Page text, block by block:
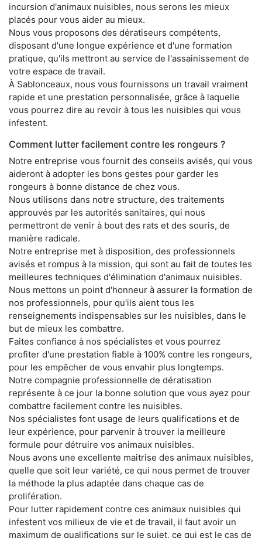
incursion d'animaux nuisibles, nous serons les mieux
placés pour vous aider au mieux.
Nous vous proposons des dératiseurs compétents,
disposant d'une longue expérience et d'une formation
pratique, qu'ils mettront au service de l'assainissement de
votre espace de travail.
À Sablonceaux, nous vous fournissons un travail vraiment
rapide et une prestation personnalisée, grâce à laquelle
vous pourrez dire au revoir à tous les nuisibles qui vous
infestent.
Comment lutter facilement contre les rongeurs ?
Notre entreprise vous fournit des conseils avisés, qui vous
aideront à adopter les bons gestes pour garder les
rongeurs à bonne distance de chez vous.
Nous utilisons dans notre structure, des traitements
approuvés par les autorités sanitaires, qui nous
permettront de venir à bout des rats et des souris, de
manière radicale.
Notre entreprise met à disposition, des professionnels
avisés et rompus à la mission, qui sont au fait de toutes les
meilleures techniques d'élimination d'animaux nuisibles.
Nous mettons un point d'honneur à assurer la formation de
nos professionnels, pour qu'ils aient tous les
renseignements indispensables sur les nuisibles, dans le
but de mieux les combattre.
Faites confiance à nos spécialistes et vous pourrez
profiter d'une prestation fiable à 100% contre les rongeurs,
pour les empêcher de vous envahir plus longtemps.
Notre compagnie professionnelle de dératisation
représente à ce jour la bonne solution que vous ayez pour
combattre facilement contre les nuisibles.
Nos spécialistes font usage de leurs qualifications et de
leur expérience, pour parvenir à trouver la meilleure
formule pour détruire vos animaux nuisibles.
Nous avons une excellente maitrise des animaux nuisibles,
quelle que soit leur variété, ce qui nous permet de trouver
la méthode la plus adaptée dans chaque cas de
prolifération.
Pour lutter rapidement contre ces animaux nuisibles qui
infestent vos milieux de vie et de travail, il faut avoir un
maximum de qualifications sur le sujet, ce qui est le cas de